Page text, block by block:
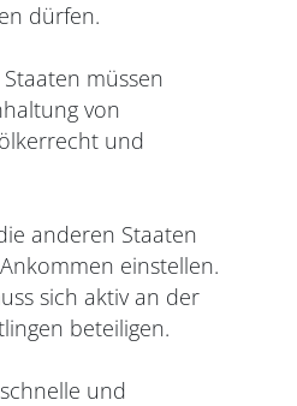
dürfen.
müssen
von
und
anderen Staaten
einstellen.
sich aktiv an der
beteiligen.
und